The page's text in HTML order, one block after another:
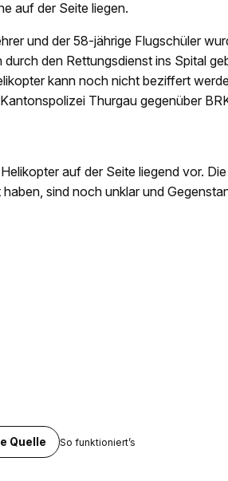
auf der Seite liegen.
und der 58-jährige Flugschüler
den Rettungsdienst ins Spital
kann noch nicht beziffert
Thurgau gegenüber
auf der Seite liegend vor.
sind noch unklar und
Quelle So funktioniert’s